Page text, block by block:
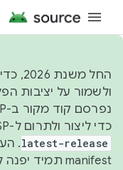
החל
ולשמור על יציבות
כדי ליצור ולתרום ל-AOSP, צריך להשתמש ב-
latest-release
.